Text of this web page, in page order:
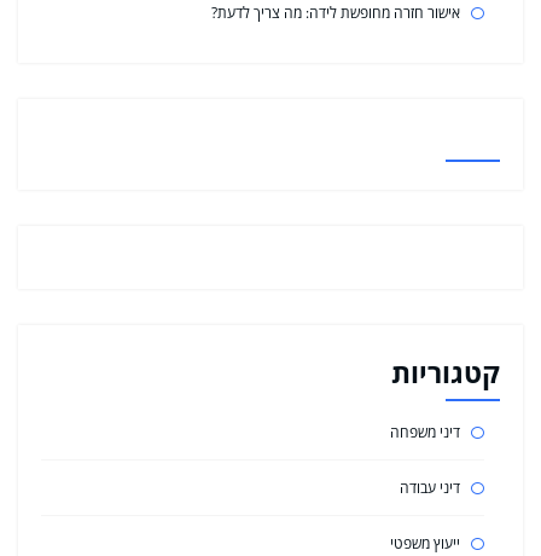
אישור חזרה מחופשת לידה: מה צריך לדעת?
קטגוריות
דיני משפחה
דיני עבודה
ייעוץ משפטי